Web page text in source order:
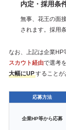
内定・採用条
無事、花王の面
されます。採用
なお、上記は企業HP
スカウト経由で選考
大幅にUPすることが
応募方法
企業HP等から応募